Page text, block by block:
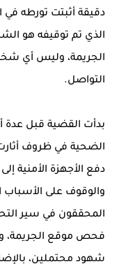
دقيقة أثبتت تورطه
الذي تم توقيفه هو
الجريمة، وليس أي
التواصل.
بدأت القضية قبل عدة
الضحية في ظروف
دفع الأجهزة الأمنية
والوقوف على الأسباب
المحققون في سير
فحص موقع الجريمة،
شهود محتملين،